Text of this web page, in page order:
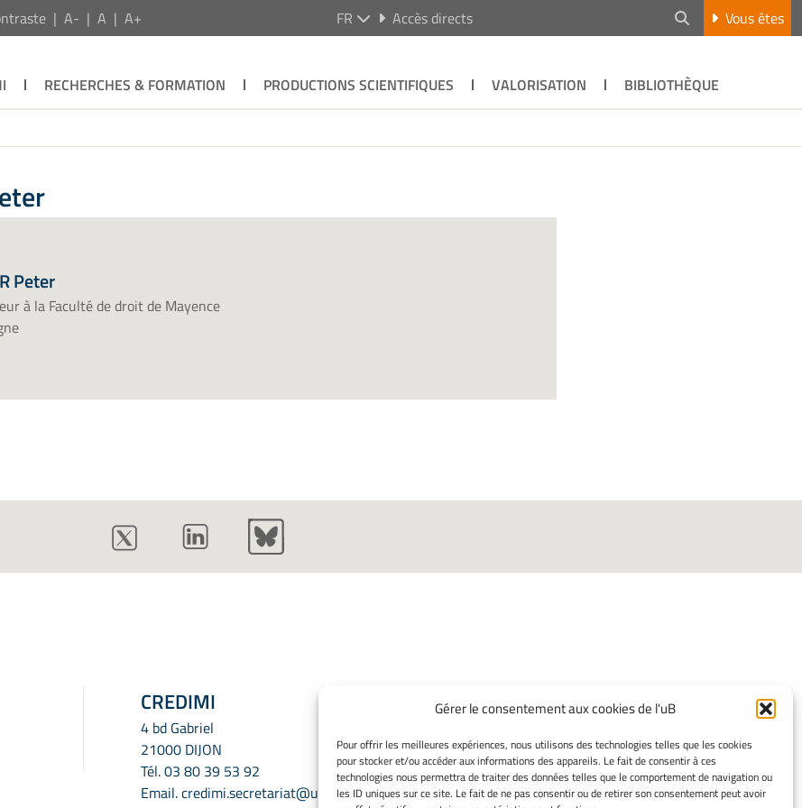
Gérer le consentement aux cookies de l'uB
Pour offrir les meilleures expériences, nous utilisons des technologies telles que les cookies
pour stocker et/ou accéder aux informations des appareils. Le fait de consentir à ces
technologies nous permettra de traiter des données telles que le comportement de navigation ou
les ID uniques sur ce site. Le fait de ne pas consentir ou de retirer son consentement peut avoir
A- A A+ FR Accès directs Vous êtes
RECHERCHES & FORMATION PRODUCTIONS SCIENTIFIQUES VALORISATION
BIBLIOTHÈQUE
Peter
à la Faculté de droit de Mayence
CREDIMI
4 bd Gabriel
21000 DIJON
Tél.03 80 39 53 92
Email.credimi.secretariat@u-
INFORMATIONS
Mentions légales
Gérer mes cookies
Politique de cookies